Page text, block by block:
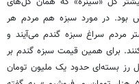
بود. در مورد سبزه هم مردم هر
مردم سراغ سبزه گندم می‌آیند و
برای همین قیمت سبزه گندم بر
هزار تومان و گل رز بسته‌ای حدود یک ملیون تومان